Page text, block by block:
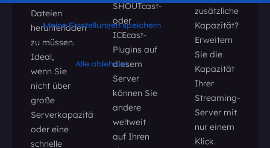
Dateien
herunterladen
zu müssen.
Ideal,
wenn Sie
nicht über
große
Serverkapazitäten
oder eine
schnelle
SHOUTcast-
oder
ICEcast-
Plugins auf
diesem
Server
können Sie
andere
weltweit
auf Ihren
zusätzliche
Kapazität?
Erweitern
Sie die
Kapazität
Ihrer
Streaming-
Server mit
nur einem
Klick.